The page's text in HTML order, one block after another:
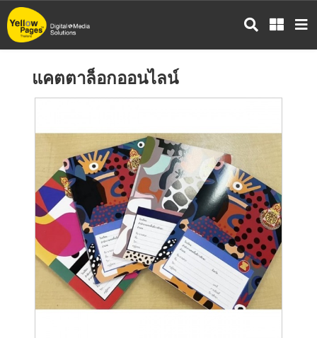
ข้าม
ไป
แคตตาล็อกออนไลน์